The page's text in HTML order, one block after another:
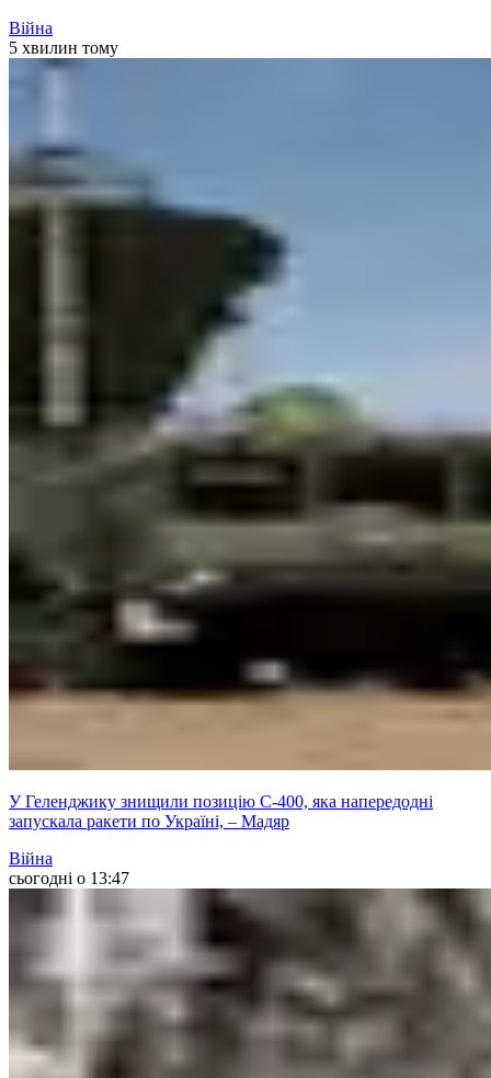
Війна
5 хвилин тому
У Геленджику знищили позицію С-400, яка напередодні
запускала ракети по Україні, – Мадяр
Війна
сьогодні о 13:47